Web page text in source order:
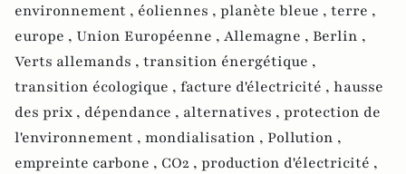
environnement , éoliennes , planète bleue , terre ,
europe , Union Européenne , Allemagne , Berlin ,
Verts allemands , transition énergétique ,
transition écologique , facture d'électricité , hausse
des prix , dépendance , alternatives , protection de
l'environnement , mondialisation , Pollution ,
empreinte carbone , CO2 , production d'électricité ,